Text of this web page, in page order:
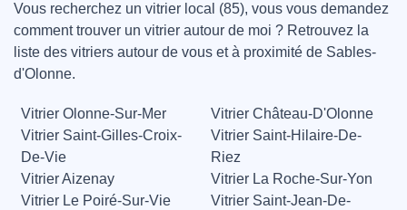
Vous recherchez un vitrier local (85), vous vous demandez
comment trouver un vitrier autour de moi ? Retrouvez la
liste des vitriers autour de vous et à proximité de Sables-
d'Olonne.
Vitrier Olonne-Sur-Mer
Vitrier Château-D'Olonne
Vitrier Saint-Gilles-Croix-
De-Vie
Vitrier Saint-Hilaire-De-
Riez
Vitrier Aizenay
Vitrier La Roche-Sur-Yon
Vitrier Le Poiré-Sur-Vie
Vitrier Saint-Jean-De-